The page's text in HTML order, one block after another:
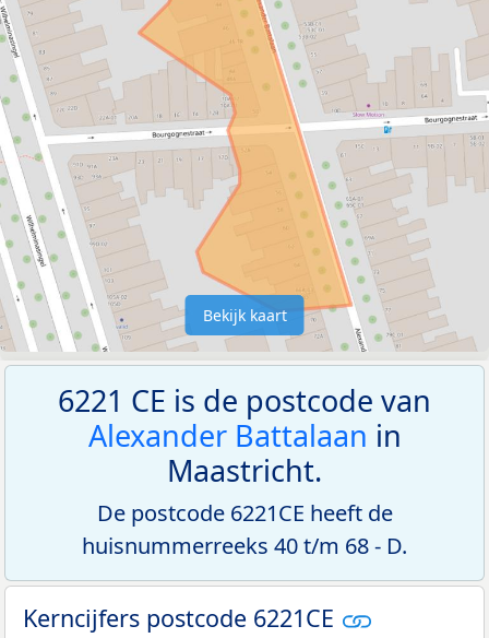
Bekijk kaart
6221 CE is de postcode van
Alexander Battalaan in
Maastricht.
De postcode 6221CE heeft de
huisnummerreeks 40 t/m 68 - D.
Kerncijfers postcode 6221CE